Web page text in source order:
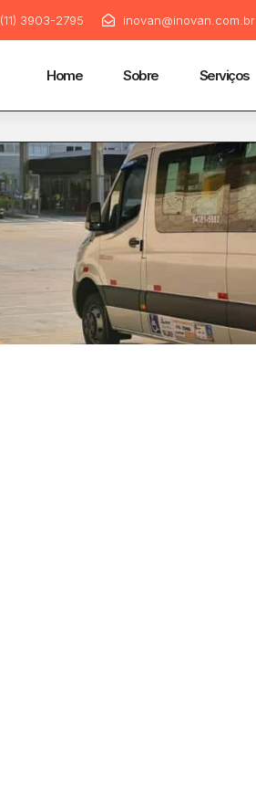
(11) 3903-2795 inovan@inovan.com.br
Home Sobre Serviços